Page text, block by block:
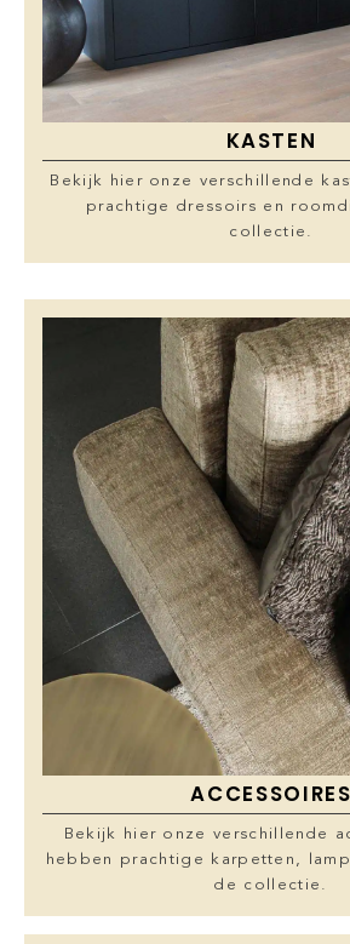
KASTEN
Bekijk hier onze verschillende
prachtige dressoirs en
collectie.
ACCESSOIRES
Bekijk hier onze verschillende
hebben prachtige karpetten,
de collectie.